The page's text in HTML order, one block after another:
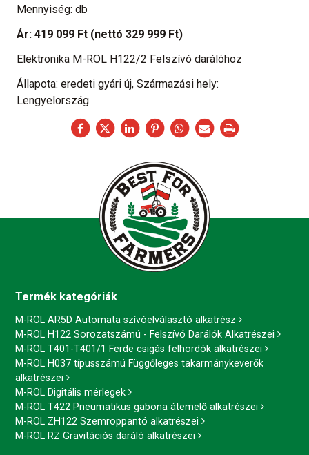
Mennyiség: db
Ár: 419 099 Ft (nettó 329 999 Ft)
Elektronika M-ROL H122/2 Felszívó darálóhoz
Állapota: eredeti gyári új, Származási hely:
Lengyelország
Termék kategóriák
M-ROL AR5D Automata szívóelválasztó alkatrész
M-ROL H122 Sorozatszámú - Felszívó Darálók Alkatrészei
M-ROL T401-T401/1 Ferde csigás felhordók alkatrészei
M-ROL H037 típusszámú Függőleges takarmánykeverők
alkatrészei
M-ROL Digitális mérlegek
M-ROL T422 Pneumatikus gabona átemelő alkatrészei
M-ROL ZH122 Szemroppantó alkatrészei
M-ROL RZ Gravitációs daráló alkatrészei